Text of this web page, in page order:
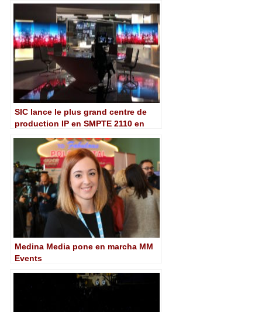
SIC lance le plus grand centre de
production IP en SMPTE 2110 en
Medina Media pone en marcha MM
Events